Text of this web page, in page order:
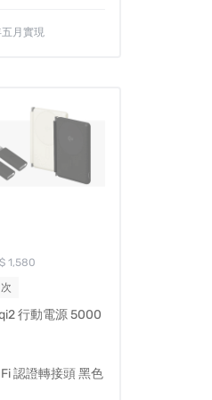
月實現
1,580
行動電源 5000
認證轉接頭 黑色